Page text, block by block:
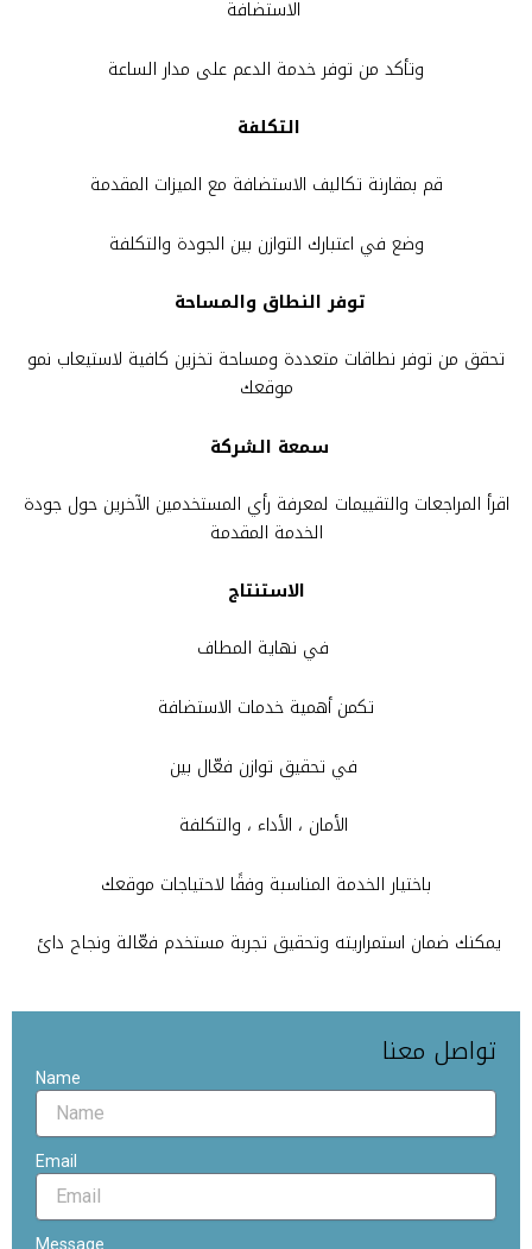
وتأكد من توفر خدمة الدعم على مدار الساعة
التكلفة
قم بمقارنة تكاليف الاستضافة مع الميزات المقدمة
وضع في اعتبارك التوازن بين الجودة والتكلفة
توفر النطاق والمساحة
تحقق من توفر نطاقات متعددة ومساحة تخزين كافية لاستيعاب نمو
موقعك
سمعة الشركة
اقرأ المراجعات والتقييمات لمعرفة رأي المستخدمين الآخرين حول جودة
الخدمة المقدمة
الاستنتاج
باختيار الخدمة المناسبة وفقًا لاحتياجات موقعك
يمكنك ضمان استمراريته وتحقيق تجربة مستخدم فعّالة ونجاح دائ
تواصل معنا
Name
Email
Message